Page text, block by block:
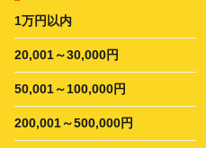
1万円以内
20,001～30,000円
50,001～100,000円
200,001～500,000円